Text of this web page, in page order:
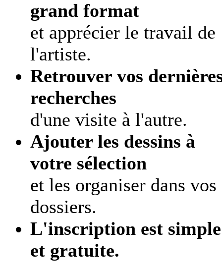
grand format
et apprécier le travail de
l'artiste.
Retrouver vos
recherches
d'une visite à l'autre.
Ajouter les dessins à
votre sélection
et les organiser dans vos
dossiers.
L'inscription est simple
et gratuite.